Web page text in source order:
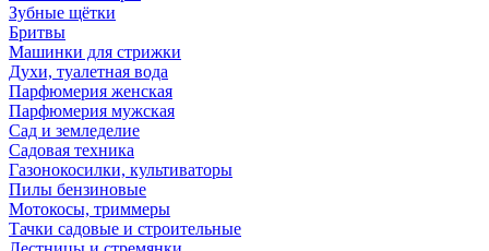
Зубные щётки
Бритвы
Машинки для стрижки
Духи, туалетная вода
Парфюмерия женская
Парфюмерия мужская
Сад и земледелие
Садовая техника
Газонокосилки, культиваторы
Пилы бензиновые
Мотокосы, триммеры
Тачки садовые и строительные